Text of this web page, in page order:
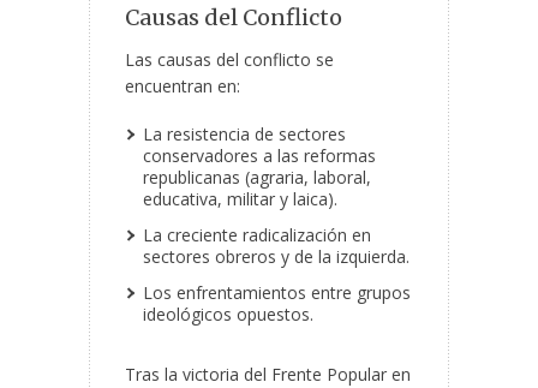
Causas del Conflicto
Las causas del conflicto se
encuentran en:
La resistencia de sectores
conservadores a las reformas
republicanas (agraria, laboral,
educativa, militar y laica).
La creciente radicalización en
sectores obreros y de la izquierda.
Los enfrentamientos entre grupos
ideológicos opuestos.
Tras la victoria del Frente Popular en